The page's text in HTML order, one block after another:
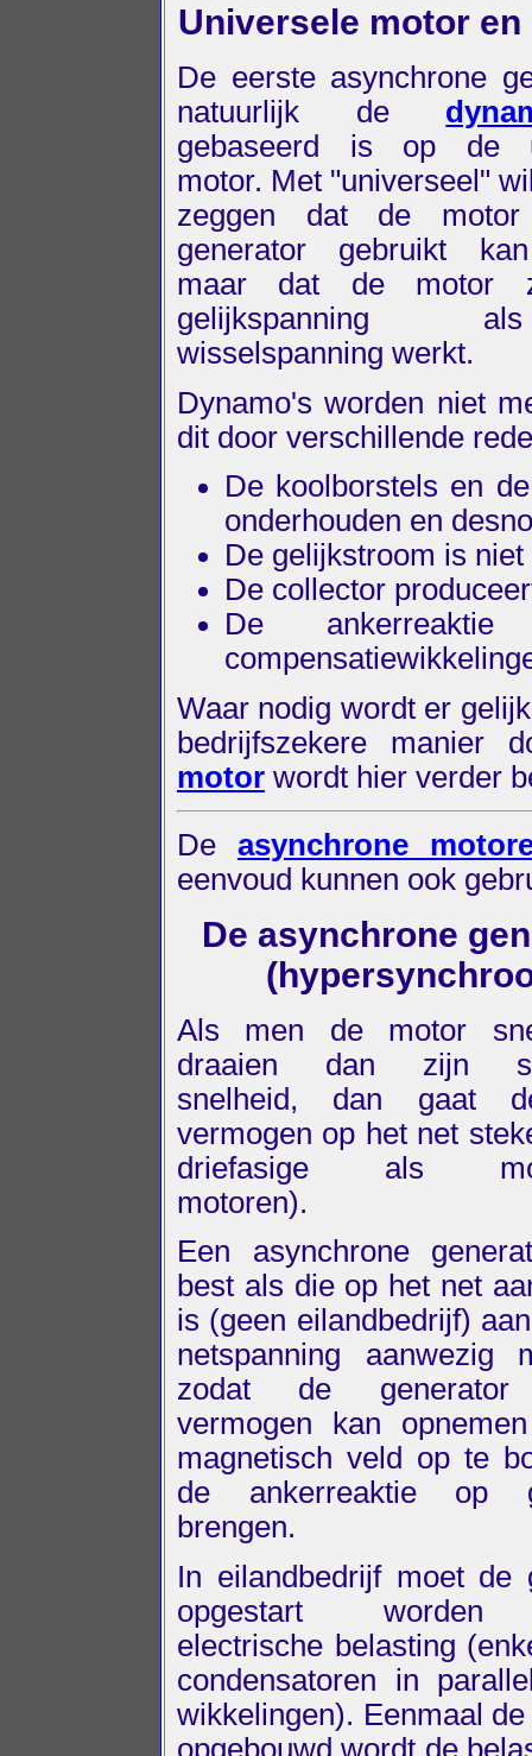
Universele motor en
De eerste asynchrone
natuurlijk de
gebaseerd is op de
motor. Met "universeel"
zeggen dat de
generator gebruikt
maar dat de motor
gelijkspanning
wisselspanning werkt.
Dynamo's worden niet
dit door verschillende
De koolborstels en
onderhouden en
De gelijkstroom is
De collector
De
Waar nodig wordt er
bedrijfszekere manier
motor wordt hier verder
De asynchrone
eenvoud kunnen ook
De asynchrone
Als men de motor
draaien dan zijn
snelheid, dan gaat
vermogen op het net
driefasige als
motoren).
Een asynchrone
best als die op het net
is (geen eilandbedrijf)
netspanning aanwezig
zodat de generator
vermogen kan
magnetisch veld op te
de ankerreaktie op
brengen.
In eilandbedrijf moet de
opgestart worden
electrische belasting
condensatoren in
wikkelingen). Eenmaal
opgebouwd wordt de